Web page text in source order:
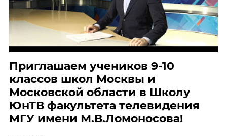
Приглашаем учеников 9-10
классов школ Москвы и
Московской области в Школу
ЮнТВ факультета телевидения
МГУ имени М.В.Ломоносова!